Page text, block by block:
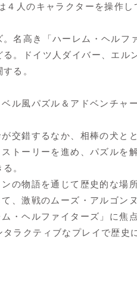
４人のキャラクターを操作
名高き「ハーレム・ヘル
。ドイツ人ダイバー、エ
る。
ル風パズル＆アドベンチ
交錯するなか、相棒の犬と
トーリーを進め、パズル
。
の物語を通じて歴史的な場
、激戦のムーズ・アルゴン
・ヘルファイターズ」に焦
ラクティブなプレイで歴史